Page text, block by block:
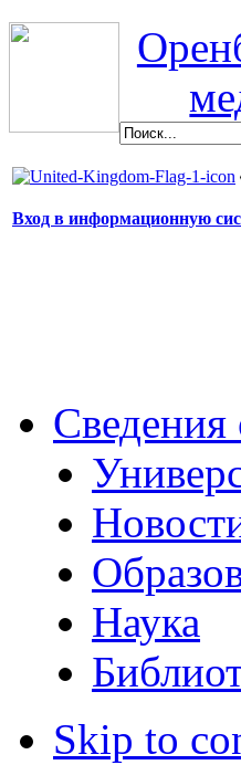
Вход в информационную
Сведения
Наука
Skip to